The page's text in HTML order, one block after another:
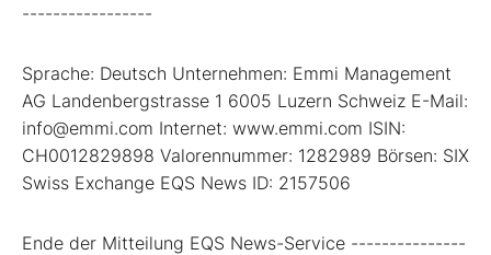
-----------------
Sprache: Deutsch Unternehmen: Emmi Management
AG Landenbergstrasse 1 6005 Luzern Schweiz E-Mail:
info@emmi.com Internet: www.emmi.com ISIN:
CH0012829898 Valorennummer: 1282989 Börsen: SIX
Swiss Exchange EQS News ID: 2157506
Ende der Mitteilung EQS News-Service ---------------